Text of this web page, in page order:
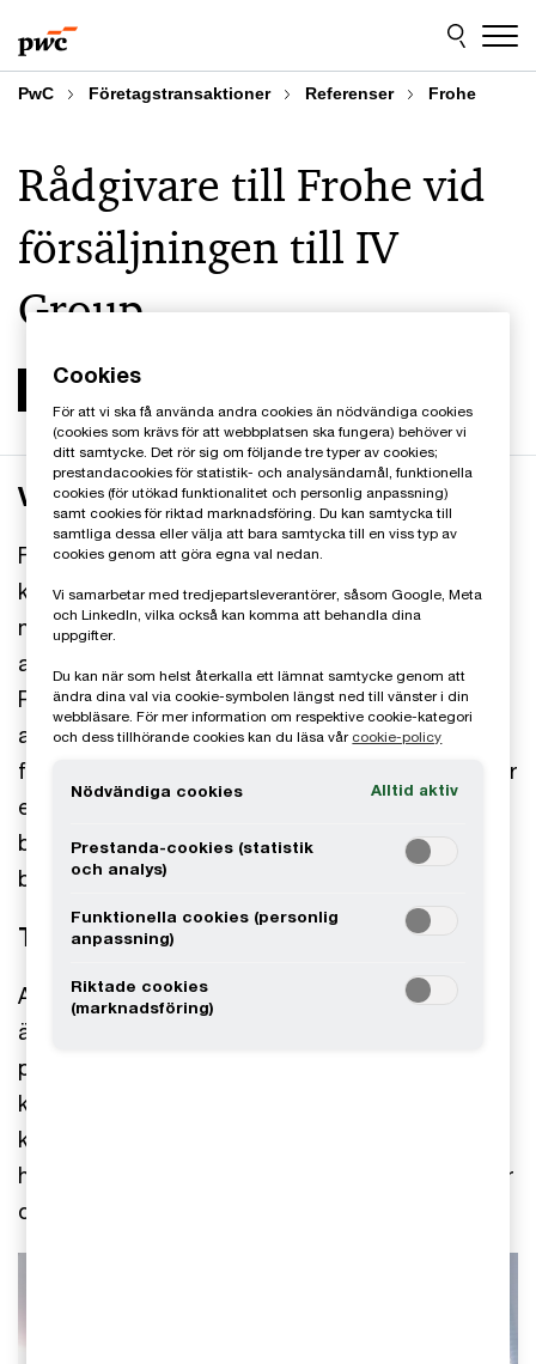
to
content
to
footer
PwC Företagstransaktioner Referenser Frohe
Rådgivare till Frohe vid
försäljningen till IV
Group
Verksamheten
Frohe grundades 1991 och är en ledande
kontraktstillverkare av formsprutad plast för
medicinteknikindustrin. Bolaget driver två
anläggningar, en i Stockholm och en i Wroclaw,
Polen. Båda anläggningarna är i hög grad
automatiserade och erbjuder
formsprutningstjänster i renrumsmiljöer. Frohe har
en attraktiv och diversifierad kundportfölj som
består av globala medicinteknikföretag med vilka
bolaget har långvariga relationer.
Transaktionen
Affären undertecknades i oktober 2020. IV Group
är ett norskt bolag som ägs av det nordiska
private equity-bolaget Verdane. Tillsammans
kommer Frohe och IV Group att kunna betjäna
kunder över hela världen och dela bästa praxis i
hela koncernen. Affären undertecknades i oktober
och avslutades samma månad.
Cookies
För att vi ska få använda andra cookies än nödvändiga cookies
(cookies som krävs för att webbplatsen ska fungera) behöver vi
ditt samtycke. Det rör sig om följande tre typer av cookies;
prestandacookies för statistik- och analysändamål, funktionella
cookies (för utökad funktionalitet och personlig anpassning)
samt cookies för riktad marknadsföring. Du kan samtycka till
samtliga dessa eller välja att bara samtycka till en viss typ av
cookies genom att göra egna val nedan.
Vi samarbetar med tredjepartsleverantörer, såsom Google, Meta
och LinkedIn, vilka också kan komma att behandla dina
uppgifter.
Du kan när som helst återkalla ett lämnat samtycke genom att
ändra dina val via cookie-symbolen längst ned till vänster i din
webbläsare. För mer information om respektive cookie-kategori
och dess tillhörande cookies kan du läsa vår cookie-policy
Nödvändiga cookies Alltid aktiv
Prestanda-cookies (statistik
och analys)
Funktionella cookies (personlig
anpassning)
Riktade cookies
(marknadsföring)